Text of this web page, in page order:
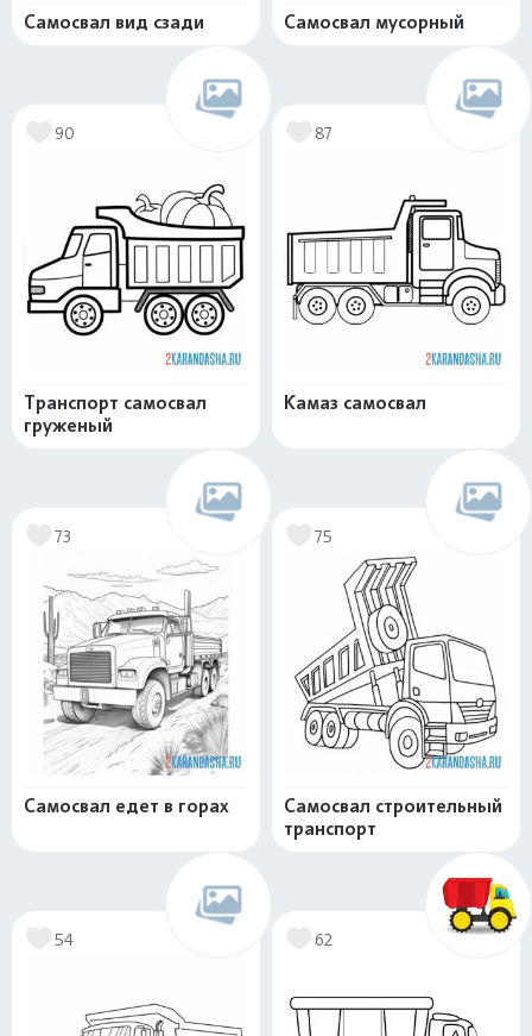
Самосвал вид сзади Самосвал мусорный
90
Транспорт самосвал
груженый
87
Камаз самосвал
73
Самосвал едет в горах
75
Самосвал строительный
транспорт
54 62